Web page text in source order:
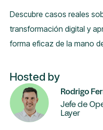
Hosted by
Rodrigo
Jefe de
Layer
Descubre casos reales
transformación digital y
forma eficaz de la mano